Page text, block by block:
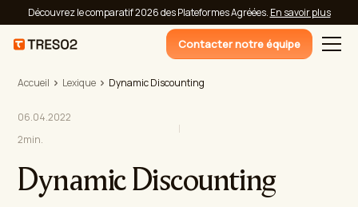
Découvrez le comparatif 2026 des Plateformes Agréées. En savoir plus
Contacter notre équipe
Accueil Lexique Dynamic Discounting
06.04.2022
2min.
Dynamic Discounting